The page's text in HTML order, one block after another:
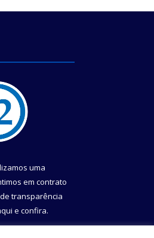
uma
em contrato
transparência
e confira.